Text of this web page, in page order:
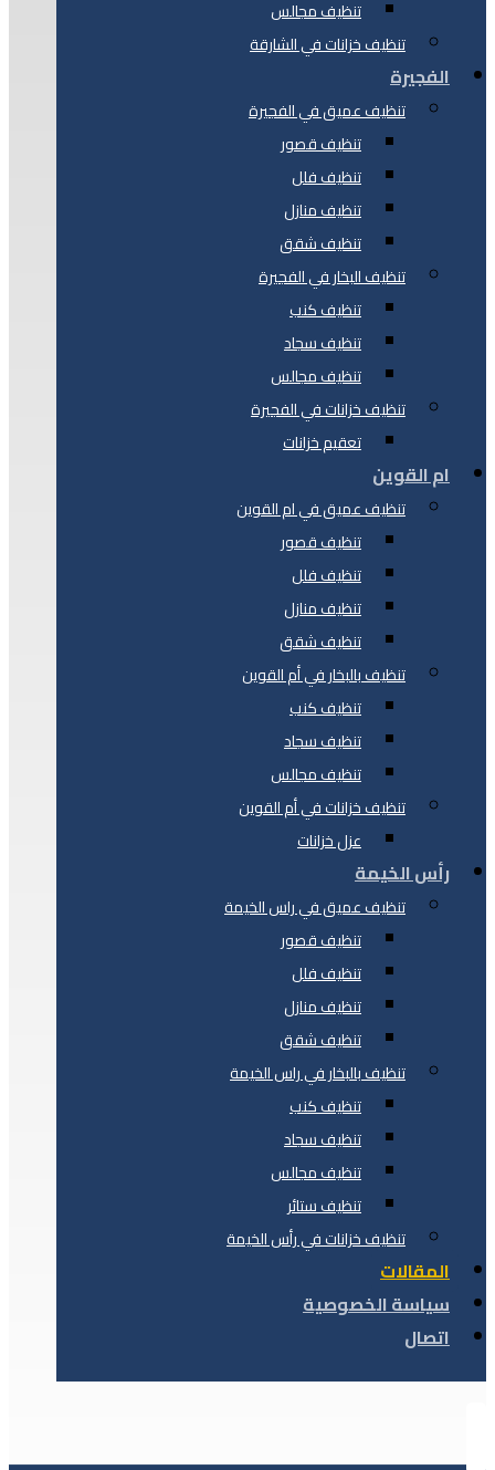
تنظيف مجالس
تنظيف خزانات في الشارقة
الفجيرة
تنظيف عميق في الفجيرة
تنظيف قصور
تنظيف فلل
تنظيف منازل
تنظيف شقق
تنظيف البخار في الفجيرة
تنظيف كنب
تنظيف سجاد
تنظيف مجالس
تنظيف خزانات في الفجيرة
تعقيم خزانات
ام القوين
تنظيف عميق في ام القوين
تنظيف قصور
تنظيف فلل
تنظيف منازل
تنظيف شقق
تنظيف بالبخار في أم القوين
تنظيف كنب
تنظيف سجاد
تنظيف مجالس
تنظيف خزانات في أم القوين
عزل خزانات
رأس الخيمة
تنظيف عميق في راس الخيمة
تنظيف قصور
تنظيف فلل
تنظيف منازل
تنظيف شقق
تنظيف بالبخار في راس الخيمة
تنظيف كنب
تنظيف سجاد
تنظيف مجالس
تنظيف ستائر
تنظيف خزانات في رأس الخيمة
المقالات
سياسة الخصوصية
اتصال